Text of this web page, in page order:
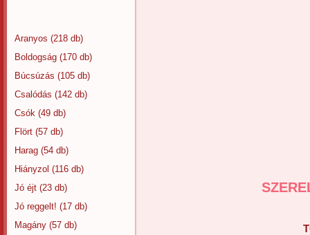
Aranyos (218 db)
Boldogság (170 db)
Búcsúzás (105 db)
Csalódás (142 db)
Csók (49 db)
Flört (57 db)
Harag (54 db)
Hiányzol (116 db)
Jó éjt (23 db)
Jó reggelt! (17 db)
Magány (57 db)